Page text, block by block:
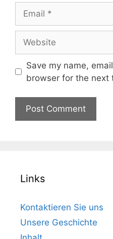
Save my name,
browser for the next
Links
Kontaktieren Sie uns
Unsere Geschichte